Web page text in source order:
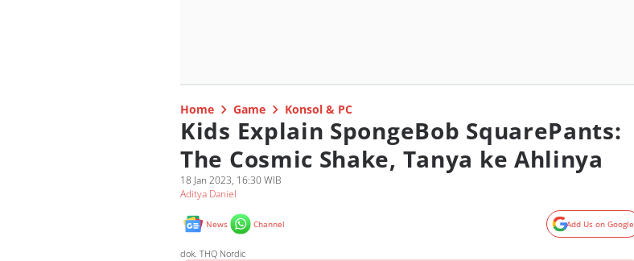
Home Game Konsol & PC
Kids Explain SpongeBob SquarePants:
The Cosmic Shake, Tanya ke Ahlinya
18 Jan 2023, 16:30 WIB
Aditya Daniel
News Channel Add Us on Google
dok. THQ Nordic